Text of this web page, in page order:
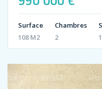
Surface
108 M2
Chambres
2
1